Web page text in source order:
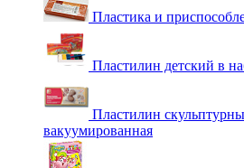
Пластика и
Пластилин детский в
Пластилин
вакуумированная